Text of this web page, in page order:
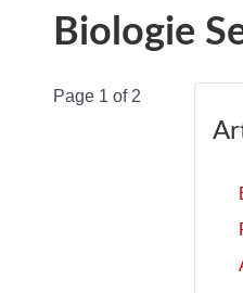
Biologie
Page 1 of 2